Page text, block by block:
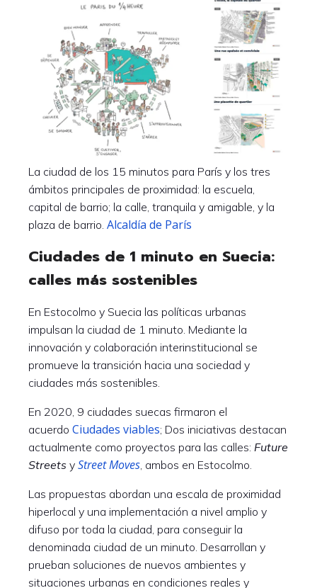
La ciudad de los 15 minutos para París y los tres
ámbitos principales de proximidad: la escuela,
capital de barrio; la calle, tranquila y amigable, y la
plaza de barrio. Alcaldía de París
Ciudades de 1 minuto en Suecia:
calles más sostenibles
En Estocolmo y Suecia las políticas urbanas
impulsan la ciudad de 1 minuto. Mediante la
innovación y colaboración interinstitucional se
promueve la transición hacia una sociedad y
ciudades más sostenibles.
En 2020, 9 ciudades suecas firmaron el
acuerdo Ciudades viables; Dos iniciativas destacan
actualmente como proyectos para las calles: Future
Streets y Street Moves , ambos en Estocolmo.
Las propuestas abordan una escala de proximidad
hiperlocal y una implementación a nivel amplio y
difuso por toda la ciudad, para conseguir la
denominada ciudad de un minuto. Desarrollan y
prueban soluciones de nuevos ambientes y
situaciones urbanas en condiciones reales y